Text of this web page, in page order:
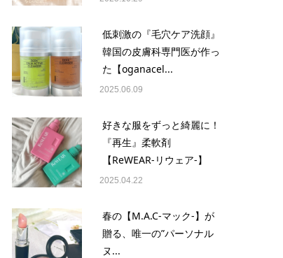
低刺激の『毛穴ケア洗顔』
韓国の皮膚科専門医が作っ
た【oganacel...
2025.06.09
好きな服をずっと綺麗に！
『再生』柔軟剤
【ReWEAR-リウェア-】
2025.04.22
春の【M.A.C-マック-】が
贈る、唯一の”パーソナル
ヌ...